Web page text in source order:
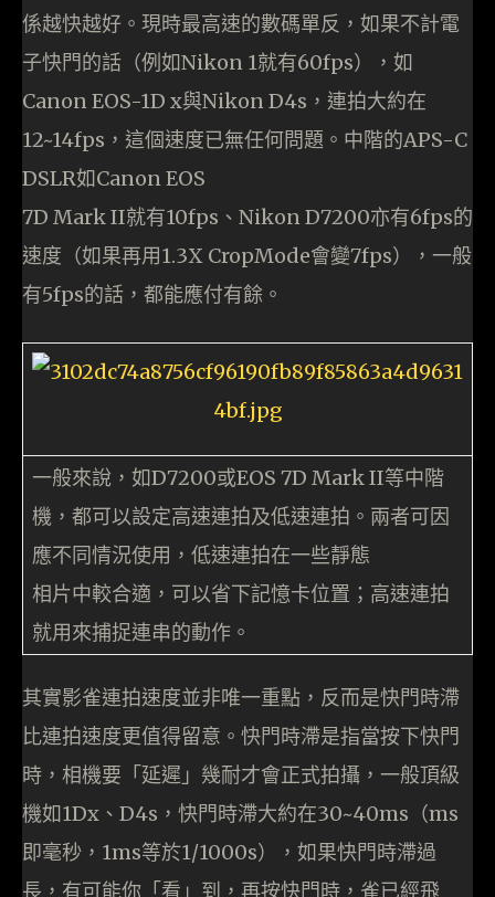
係越快越好。現時最高速的數碼單反，如果不計電
子快門的話（例如Nikon 1就有60fps），如
Canon EOS-1D x與Nikon D4s，連拍大約在
12~14fps，這個速度已無任何問題。中階的APS-C
DSLR如Canon EOS
7D Mark II就有10fps、Nikon D7200亦有6fps的
速度（如果再用1.3X CropMode會變7fps），一般
有5fps的話，都能應付有餘。
一般來說，如D7200或EOS 7D Mark II等中階
機，都可以設定高速連拍及低速連拍。兩者可因
應不同情況使用，低速連拍在一些靜態
相片中較合適，可以省下記憶卡位置；高速連拍
就用來捕捉連串的動作。
其實影雀連拍速度並非唯一重點，反而是快門時滯
比連拍速度更值得留意。快門時滯是指當按下快門
時，相機要「延遲」幾耐才會正式拍攝，一般頂級
機如1Dx、D4s，快門時滯大約在30~40ms（ms
即毫秒，1ms等於1/1000s），如果快門時滯過
長，有可能你「看」到，再按快門時，雀已經飛